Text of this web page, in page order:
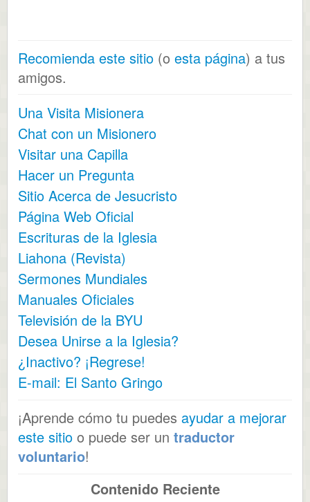
Recomienda este sitio (o esta página) a tus
amigos.
Una Visita Misionera
Chat con un Misionero
Visitar una Capilla
Hacer un Pregunta
Sitio Acerca de Jesucristo
Página Web Oficial
Escrituras de la Iglesia
Liahona (Revista)
Sermones Mundiales
Manuales Oficiales
Televisión de la BYU
Desea Unirse a la Iglesia?
¿Inactivo? ¡Regrese!
E-mail: El Santo Gringo
¡Aprende cómo tu puedes ayudar a mejorar
este sitio o puede ser un traductor
voluntario!
Contenido Reciente